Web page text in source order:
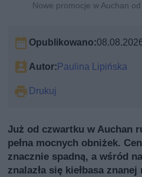
Nowe promocje w Auchan
Opublikowano:
Autor:Paulina Lipińska
Drukuj
Już od czwartku w Auchan
pełna mocnych obniżek.
znacznie spadną, a wśród
znalazła się kiełbasa